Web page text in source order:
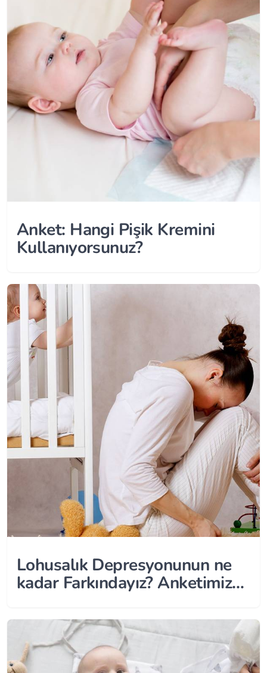
Anket: Hangi Pişik Kremini
Kullanıyorsunuz?
Lohusalık Depresyonunun ne
kadar Farkındayız? Anketimize